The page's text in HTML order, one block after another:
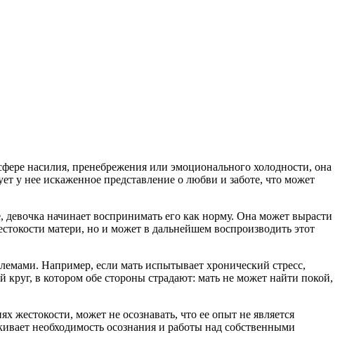
насилия, пренебрежения или эмоционального холодности, она
у нее искаженное представление о любви и заботе, что может
начинает воспринимать его как норму. Она может вырасти
матери, но и может в дальнейшем воспроизводить этот
Например, если мать испытывает хронический стресс,
в котором обе стороны страдают: мать не может найти покой,
жестокости, может не осознавать, что ее опыт не является
необходимость осознания и работы над собственными